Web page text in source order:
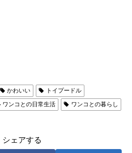
かわいい
トイプードル
ワンコとの日常生活
ワンコとの暮らし
シェアする